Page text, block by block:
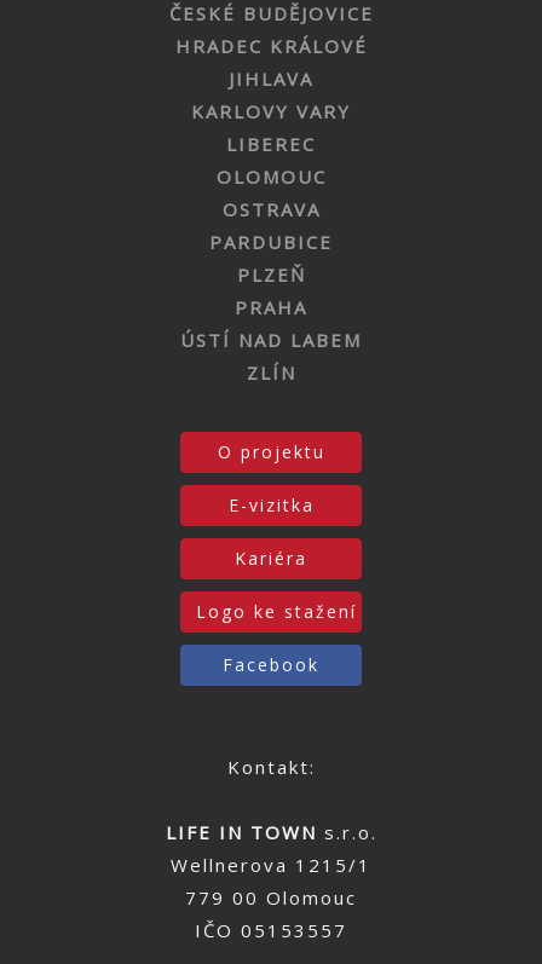
ČESKÉ BUDĚJOVICE
HRADEC KRÁLOVÉ
JIHLAVA
KARLOVY VARY
LIBEREC
OLOMOUC
OSTRAVA
PARDUBICE
PLZEŇ
PRAHA
ÚSTÍ NAD LABEM
ZLÍN
O projektu
E-vizitka
Kariéra
Logo ke stažení
Facebook
Kontakt:
LIFE IN TOWN s.r.o.
Wellnerova 1215/1
779 00 Olomouc
IČO 05153557